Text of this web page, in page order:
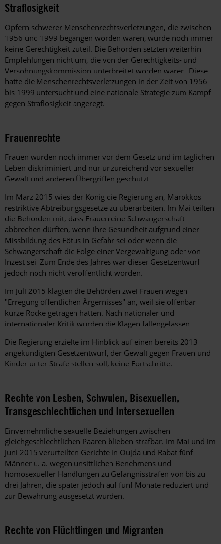
Straflosigkeit
Opfern schwerer Menschenrechtsverletzungen, die zwischen
1956 und 1999 begangen worden waren, wurde noch immer
keine Gerechtigkeit zuteil. Die Behörden setzten weiterhin
Empfehlungen nicht um, die von der Gerechtigkeits- und
Versöhnungskommission unterbreitet worden waren. Diese
hatte die Menschenrechtsverletzungen in der Zeit von 1956
bis 1999 untersucht und eine nationale Strategie zum Kampf
gegen Straflosigkeit angeregt.
Frauenrechte
Frauen wurden noch immer vor dem Gesetz und im täglichen
Leben diskriminiert und nur unzureichend vor sexueller
Gewalt und anderen Übergriffen geschützt.
Im März 2015 wies der König die Regierung an, Marokkos
restriktive Abtreibungsgesetze zu überarbeiten. Im Mai teilten
die Behörden mit, dass Frauen eine Schwangerschaft
abbrechen dürften, wenn ihre Gesundheit aufgrund einer
Missbildung des Fötus in Gefahr sei oder wenn die
Schwangerschaft die Folge einer Vergewaltigung oder von
Inzest sei. Zum Ende des Jahres war dieser Gesetzentwurf
jedoch noch nicht veröffentlicht worden.
Im Juli 2015 klagten die Behörden zwei Frauen wegen
"Erregung öffentlichen Ärgernisses" an, weil sie offenbar
kurze Röcke getragen hatten. Nach nationaler und
internationaler Kritik wurden die Klagen fallengelassen.
Die Regierung erzielte im Hinblick auf einen bereits 2013
angekündigten Gesetzentwurf, der Gewalt gegen Frauen und
Kinder unter Strafe stellen soll, keine Fortschritte.
Rechte von Lesben, Schwulen, Bisexuellen,
Transgeschlechtlichen und Intersexuellen
Einvernehmliche sexuelle Beziehungen zwischen
gleichgeschlechtlichen Paaren blieben strafbar. Im Mai und im
Juni 2015 verurteilten Gerichte in Oujda und Rabat fünf
Männer u. a. wegen unsittlichen Benehmens und
homosexueller Handlungen zu Gefängnisstrafen von bis zu
drei Jahren, die später jedoch auf fünf Monate reduziert und
zur Bewährung ausgesetzt wurden.
Rechte von Flüchtlingen und Migranten